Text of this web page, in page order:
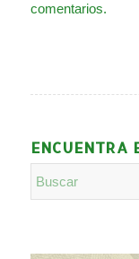
comentarios.
ENCUENTRA